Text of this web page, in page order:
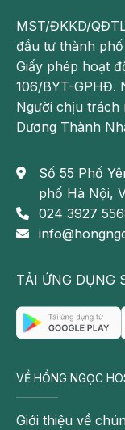
bác sĩ thăm
phác đồ điều trị
Theo dõi
Ngọc để biết
https://
MST/ĐKKD/
đầu tư thành
Giấy phép hoạt
106/BYT-GPHĐ.
Người chịu trách
Dương Thành
Số 55 Phố
phố Hà Nội,
024 3927
TẢI ỨNG DỤNG
VỀ HỒNG NGỌC
Giới thiệu về